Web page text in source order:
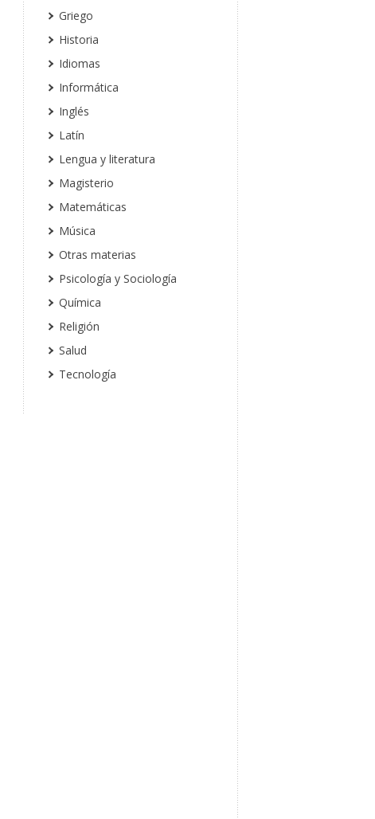
Griego
Historia
Idiomas
Informática
Inglés
Latín
Lengua y literatura
Magisterio
Matemáticas
Música
Otras materias
Psicología y Sociología
Química
Religión
Salud
Tecnología